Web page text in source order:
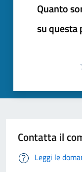
Quanto
su questa
Contatta il
Leggi le